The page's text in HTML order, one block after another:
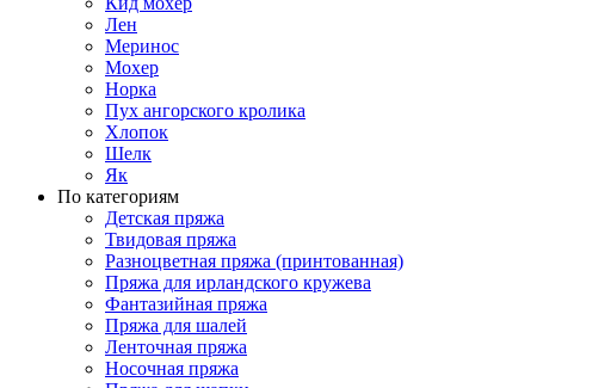
Лен
Меринос
Мохер
Норка
Пух ангорского кролика
Хлопок
Шелк
Як
По категориям
Детская пряжа
Твидовая пряжа
Разноцветная пряжа (принтованная)
Пряжа для ирландского кружева
Фантазийная пряжа
Пряжа для шалей
Ленточная пряжа
Носочная пряжа